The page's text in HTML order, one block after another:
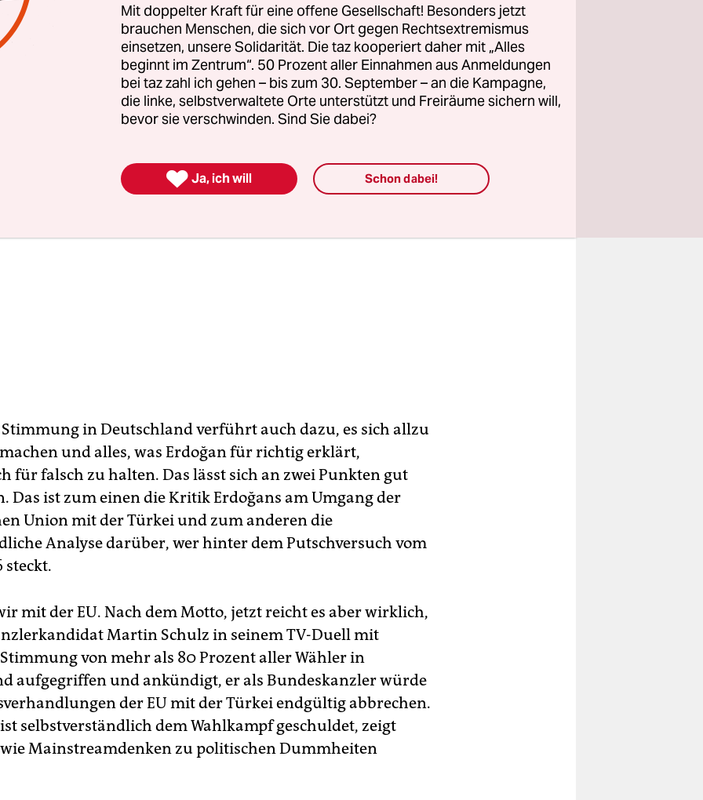
derzeit wohl keinen Politiker, der in weiten
so verhasst ist wie Recep Tayyip Erdoğan. Es
tut alles dafür, sich unbeliebt zu machen, und die
zunehmend totalitären Verhalten als Präsident ist
Stimmung in Deutschland verführt auch dazu, es sich allzu
und alles, was Erdoğan für richtig erklärt,
für falsch zu halten. Das lässt sich an zwei Punkten gut
Das ist zum einen die Kritik Erdoğans am Umgang der
Union mit der Türkei und zum anderen die
Analyse darüber, wer hinter dem Putschversuch vom
steckt.
mit der EU. Nach dem Motto, jetzt reicht es aber wirklich,
Martin Schulz in seinem TV-Duell mit
von mehr als 80 Prozent aller Wähler in
aufgegriffen und ankündigt, er als Bundeskanzler würde
der EU mit der Türkei endgültig abbrechen.
selbstverständlich dem Wahlkampf geschuldet, zeigt
Mainstreamdenken zu politischen Dummheiten
Mit doppelter Kraft für eine offene Gesellschaft! Besonders jetzt
brauchen Menschen, die sich vor Ort gegen Rechtsextremismus
einsetzen, unsere Solidarität. Die taz kooperiert daher mit „Alles
beginnt im Zentrum“. 50 Prozent aller Einnahmen aus Anmeldungen
bei taz zahl ich gehen – bis zum 30. September – an die Kampagne,
die linke, selbstverwaltete Orte unterstützt und Freiräume sichern will,
bevor sie verschwinden. Sind Sie dabei?
 Ja, ich will Schon dabei!